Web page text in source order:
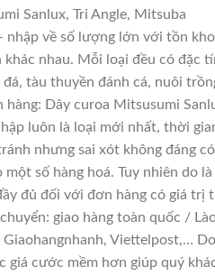
Sanlux, Tri Angle, Mitsuba
nhập về số lượng lớn với tồn
khác nhau. Mỗi loại đều có đặc
tàu thuyền đánh cá, nuôi
hàng: Dây curoa Mitsusumi
luôn là loại mới nhất, thời
nhưng sai xót không đáng
một số hàng hoá. Tuy nhiên do
đủ đối với đơn hàng có giá trị
giao hàng toàn quốc /
Viettelpost,…
giá cước mềm hơn giúp quý